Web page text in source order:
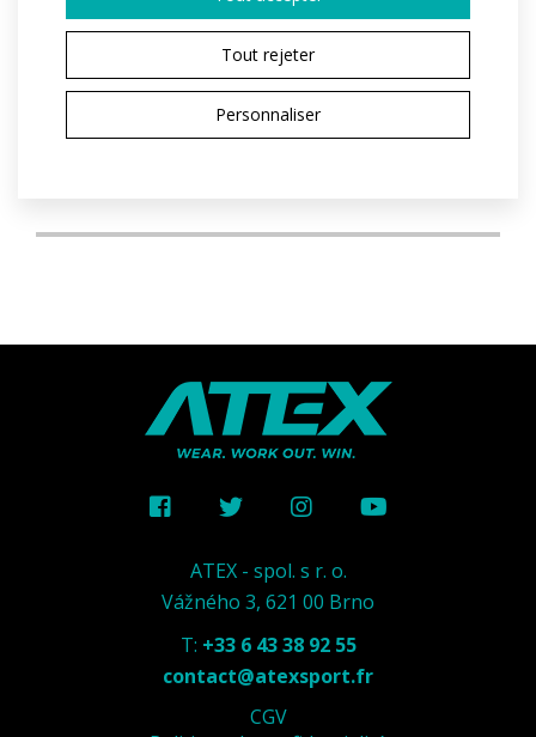
Tout rejeter
Personnaliser
XS / S / M / L / XL / XXL / 3XL / 4XL
ATEX - spol. s r. o.
Vážného 3, 621 00 Brno
T: +33 6 43 38 92 55
contact@atexsport.fr
CGV